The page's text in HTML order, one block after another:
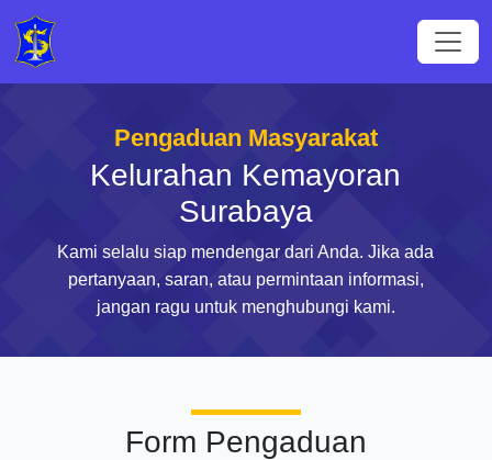
Pengaduan Masyarakat
Kelurahan Kemayoran
Surabaya
Kami selalu siap mendengar dari Anda. Jika ada
pertanyaan, saran, atau permintaan informasi,
jangan ragu untuk menghubungi kami.
Form Pengaduan